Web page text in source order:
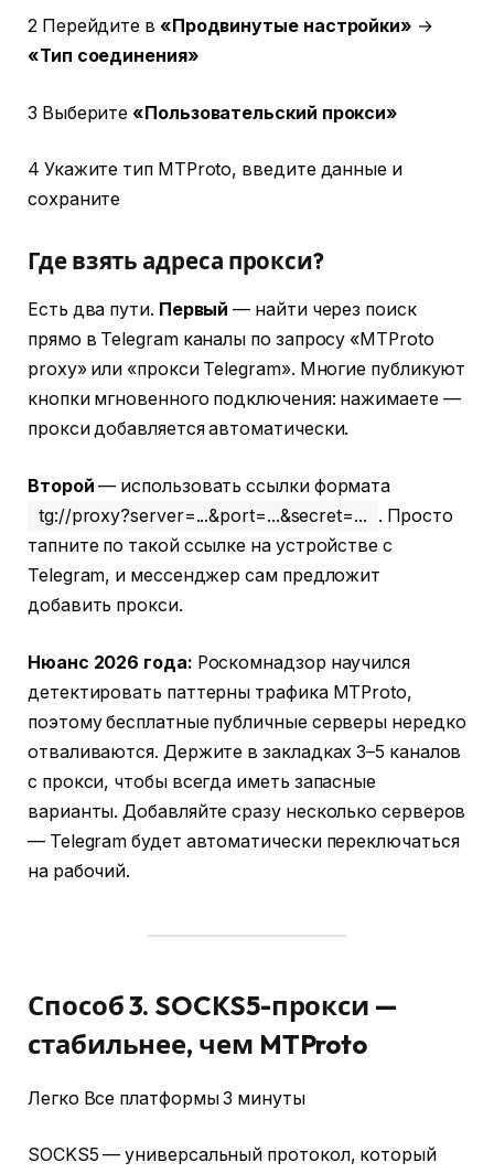
2 Перейдите в «Продвинутые настройки» →
«Тип соединения»
3 Выберите «Пользовательский прокси»
4 Укажите тип MTProto, введите данные и
сохраните
Где взять адреса прокси?
Есть два пути. Первый — найти через поиск
прямо в Telegram каналы по запросу «MTProto
proxy» или «прокси Telegram». Многие публикуют
кнопки мгновенного подключения: нажимаете —
прокси добавляется автоматически.
Второй — использовать ссылки формата
tg://proxy?server=...&port=...&secret=...
. Просто
тапните по такой ссылке на устройстве с
Telegram, и мессенджер сам предложит
добавить прокси.
Нюанс 2026 года: Роскомнадзор научился
детектировать паттерны трафика MTProto,
поэтому бесплатные публичные серверы нередко
отваливаются. Держите в закладках 3–5 каналов
с прокси, чтобы всегда иметь запасные
варианты. Добавляйте сразу несколько серверов
— Telegram будет автоматически переключаться
на рабочий.
Способ 3. SOCKS5-прокси —
стабильнее, чем MTProto
Легко Все платформы 3 минуты
SOCKS5 — универсальный протокол, который